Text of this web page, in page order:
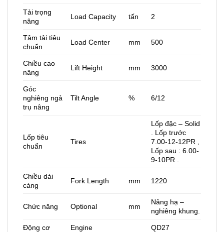
Tải trọng
nâng
Load Capacity tấn 2
Tâm tải tiêu
chuẩn
Load Center mm 500
Chiều cao
nâng
Lift Height mm 3000
Góc
nghiêng ngả
trụ nâng
Tilt Angle % 6/12
Lốp tiêu
chuẩn
Tires
Lốp đặc – Solid
. Lốp trước
7.00-12-12PR ,
Lốp sau : 6.00-
9-10PR .
Chiều dài
càng
Fork Length mm 1220
Chức năng Optional mm
Nâng hạ –
nghiêng khung.
Động cơ Engine QD27